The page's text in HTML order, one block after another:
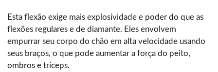
Esta flexão exige mais explosividade e poder do que as
flexões regulares e de diamante. Eles envolvem
empurrar seu corpo do chão em alta velocidade usando
seus braços, o que pode aumentar a força do peito,
ombros e tríceps.